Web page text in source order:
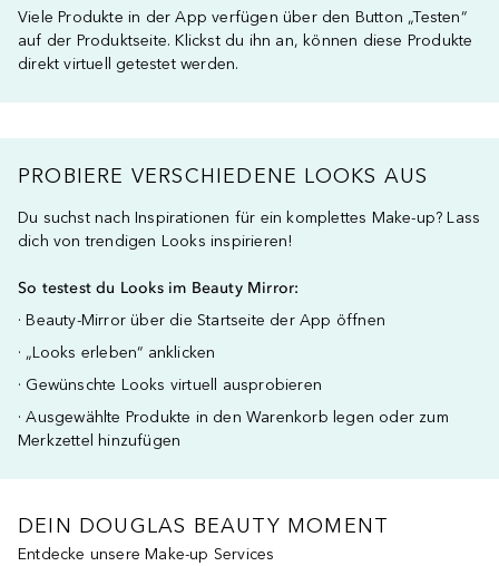
Viele Produkte in der App verfügen über den Button „Testen“
auf der Produktseite. Klickst du ihn an, können diese Produkte
direkt virtuell getestet werden.
PROBIERE VERSCHIEDENE LOOKS AUS
Du suchst nach Inspirationen für ein komplettes Make-up? Lass
dich von trendigen Looks inspirieren!
So testest du Looks im Beauty Mirror:
· Beauty-Mirror über die Startseite der App öffnen
· „Looks erleben“ anklicken
· Gewünschte Looks virtuell ausprobieren
· Ausgewählte Produkte in den Warenkorb legen oder zum
Merkzettel hinzufügen
DEIN DOUGLAS BEAUTY MOMENT
Entdecke unsere Make-up Services